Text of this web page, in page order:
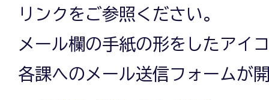
リンクをご参照ください。
メール欄の手紙の形をしたアイ
各課へのメール送信フォームが